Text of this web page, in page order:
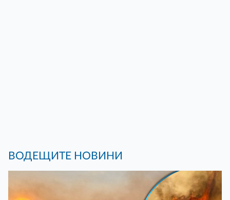
ВОДЕЩИТЕ НОВИНИ